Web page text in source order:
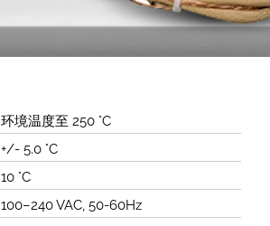
环境温度至 250 °C
+/- 5.0 °C
10 °C
100–240 VAC, 50-60Hz